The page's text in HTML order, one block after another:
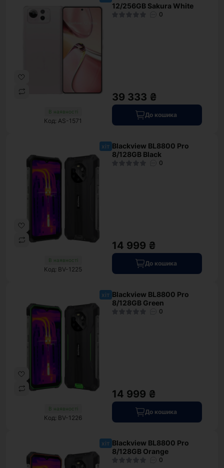
В наявності
Код: AS-1571
12/256GB Sakura White
0
39 333 ₴
До кошика
хіт
В наявності
Код: BV-1225
Blackview BL8800 Pro
8/128GB Black
0
14 999 ₴
До кошика
хіт
В наявності
Код: BV-1226
Blackview BL8800 Pro
8/128GB Green
0
14 999 ₴
До кошика
хіт Blackview BL8800 Pro
8/128GB Orange
0